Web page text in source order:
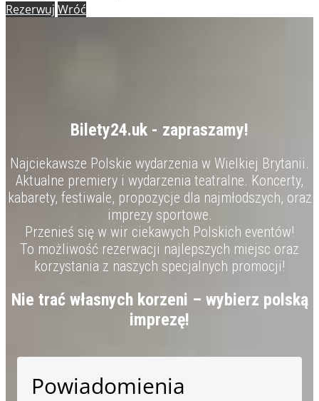
Rezerwuj Wróć
Bilety24.uk - zapraszamy!
Najciekawsze Polskie wydarzenia w Wielkiej Brytanii.
Aktualne premiery i wydarzenia teatralne. Koncerty,
kabarety, festiwale, propozycje dla najmłodszych, oraz
imprezy sportowe.
Przenieś się w wir ciekawych Polskich eventów!
To możliwość rezerwacji najlepszych miejsc oraz
korzystania z naszych specjalnych promocji!
Nie trać własnych korzeni – wybierz polską
imprezę!
Powiadomienia